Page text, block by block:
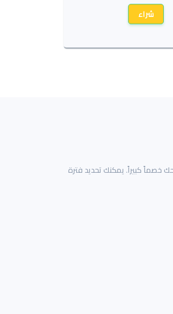
شراء
خصماً كبيراً. يمكنك تحديد فترة